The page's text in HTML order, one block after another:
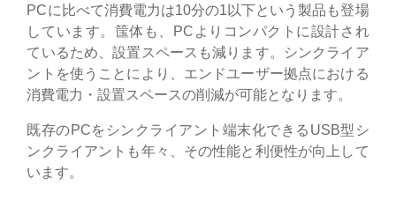
PCに比べて消費電力は10分の1以下という製品も登場
しています。筺体も、PCよりコンパクトに設計され
ているため、設置スペースも減ります。シンクライア
ントを使うことにより、エンドユーザー拠点における
消費電力・設置スペースの削減が可能となります。
既存のPCをシンクライアント端末化できるUSB型シ
ンクライアントも年々、その性能と利便性が向上して
います。